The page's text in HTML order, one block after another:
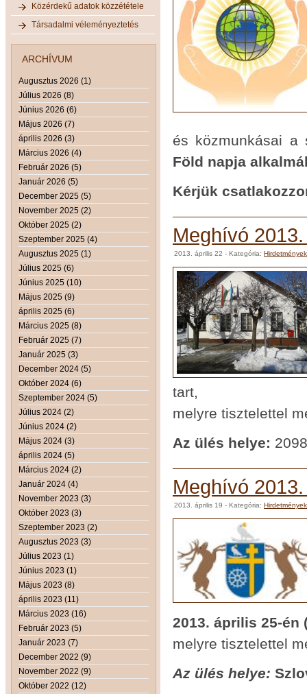
Közérdekű adatok közzététele
Társadalmi véleményeztetés
ARCHÍVUM
Augusztus 2026 (1)
Július 2026 (8)
Június 2026 (6)
Május 2026 (7)
április 2026 (3)
Március 2026 (4)
Február 2026 (5)
Január 2026 (5)
December 2025 (5)
November 2025 (2)
Október 2025 (2)
Szeptember 2025 (4)
Augusztus 2025 (1)
Július 2025 (6)
Június 2025 (10)
Május 2025 (9)
április 2025 (6)
Március 2025 (8)
Február 2025 (7)
Január 2025 (3)
December 2024 (5)
Október 2024 (6)
Szeptember 2024 (5)
Július 2024 (2)
Június 2024 (2)
Május 2024 (3)
április 2024 (5)
Március 2024 (2)
Január 2024 (4)
November 2023 (3)
Október 2023 (3)
Szeptember 2023 (2)
Augusztus 2023 (3)
Július 2023 (1)
Június 2023 (1)
Május 2023 (8)
április 2023 (11)
Március 2023 (16)
Február 2023 (5)
Január 2023 (7)
December 2022 (9)
November 2022 (9)
Október 2022 (12)
és közmunkásai a
Föld napja
Kérjük
Meghívó
2013. április 22 - Kategória: Hirdetmények
tart,
melyre tisztelettel
Az ülés helye:
Meghívó
2013. április 19 - Kategória: Hirdetmények
2013. április 25-
melyre tisztelettel
Az ülés helye: